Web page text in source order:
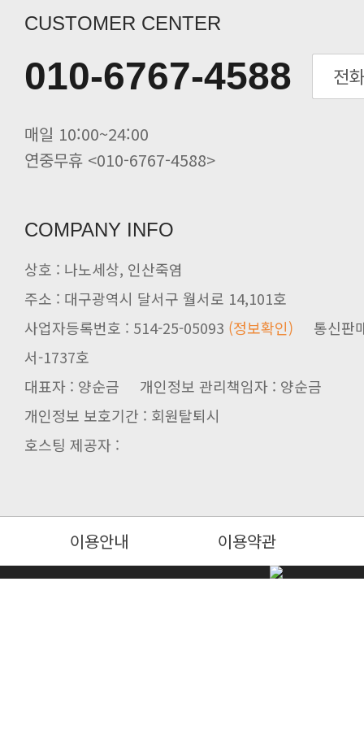
CUSTOMER CENTER
010-6767-4588
매일 10:00~24:00
연중무휴 <010-6767-4588>
COMPANY INFO
상호 : 나노세상, 인산죽염
주소 : 대구광역시 달서구 월서로 14,101호
사업자등록번호 : 514-25-05093 (정보확인)
서-1737호
대표자 : 양순금 개인정보 관리책임자 : 양순금
개인정보 보호기간 : 회원탈퇴시
호스팅 제공자 :
이용안내 이용약관